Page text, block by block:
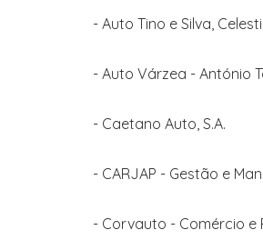
- Auto Tino e Silva,
- Auto Várzea - António
- Caetano Auto, S.A.
- CARJAP - Gestão e
- Corvauto - Comércio e